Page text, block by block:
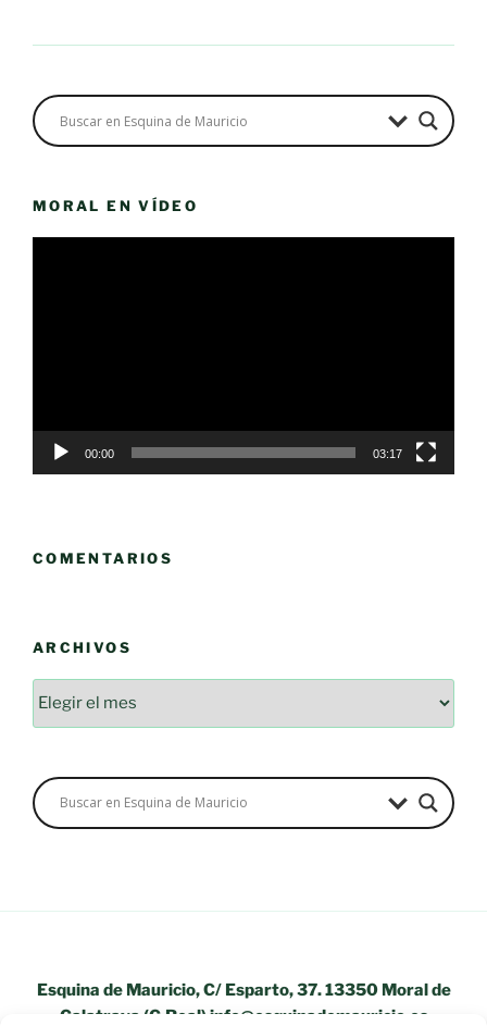
MORAL EN VÍDEO
00:00 03:17
COMENTARIOS
ARCHIVOS
Esquina de Mauricio, C/ Esparto, 37. 13350 Moral de
Calatrava (C.Real) info@esquinademauricio.es